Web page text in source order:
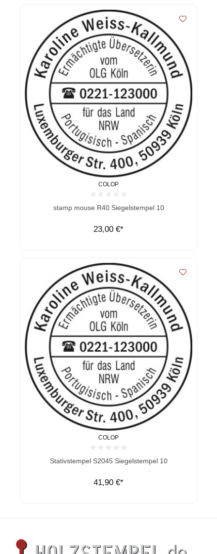
COLOP
Durchschnittliche Bewertung von 0 von 5 Sternen
stamp mouse R40 Siegelstempel 10
23,00 €*
COLOP
Durchschnittliche Bewertung von 0 von 5 Sternen
Stativstempel S2045 Siegelstempel 10
41,90 €*